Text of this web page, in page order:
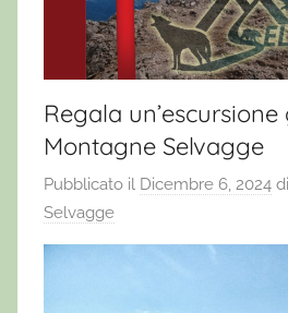
Regala
Montagne Selvagge
Pubblicato il Dicembre 6, 2024 di
Selvagge